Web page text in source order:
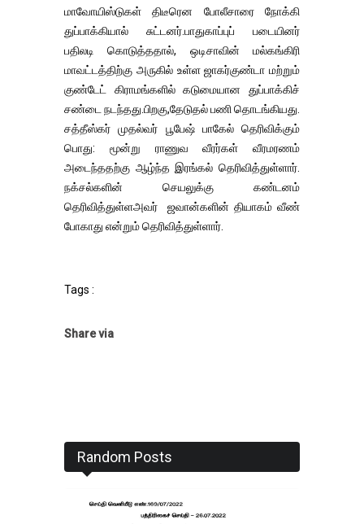
மாவோயிஸ்டுகள் திடீரென போலீசாரை நோக்கி
துப்பாக்கியால் சுட்டனர்.பாதுகாப்புப் படையினர்
பதிலடி கொடுத்ததால், ஒடிசாவின் மல்கங்கிரி
மாவட்டத்திற்கு அருகில் உள்ள ஜாகர்குண்டா மற்றும்
குண்டேட் கிராமங்களில் கடுமையான துப்பாக்கிச்
சண்டை நடந்தது.பிறகு,தேடுதல் பணி தொடங்கியது.
சத்தீஸ்கர் முதல்வர் பூபேஷ் பாகேல் தெரிவிக்கும்
பொது: மூன்று ராணுவ வீரர்கள் வீரமரணம்
அடைந்ததற்கு ஆழ்ந்த இரங்கல் தெரிவித்துள்ளார்.
நக்சல்களின் செயலுக்கு கண்டனம்
தெரிவித்துள்ளஅவர் ஜவான்களின் தியாகம் வீண்
போகாது என்றும் தெரிவித்துள்ளார்.
Tags :
Share via
Random Posts